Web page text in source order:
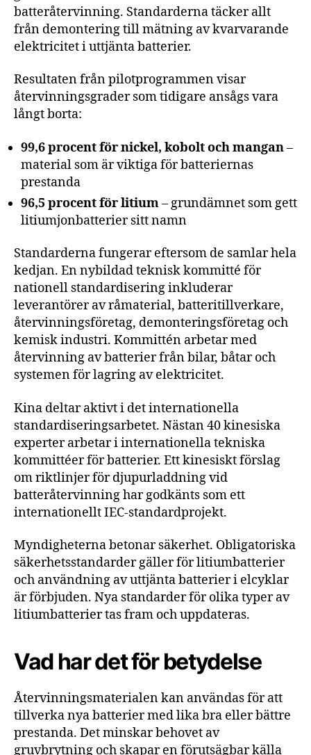
batteråtervinning. Standarderna täcker allt
från demontering till mätning av kvarvarande
elektricitet i uttjänta batterier.
Resultaten från pilotprogrammen visar
återvinningsgrader som tidigare ansågs vara
långt borta:
99,6 procent för nickel, kobolt och mangan–
material som är viktiga för batteriernas
prestanda
96,5 procent för litium– grundämnet som gett
litiumjonbatterier sitt namn
Standarderna fungerar eftersom de samlar hela
kedjan. En nybildad teknisk kommitté för
nationell standardisering inkluderar
leverantörer av råmaterial, batteritillverkare,
återvinningsföretag, demonteringsföretag och
kemisk industri. Kommittén arbetar med
återvinning av batterier från bilar, båtar och
systemen för lagring av elektricitet.
Kina deltar aktivt i det internationella
standardiseringsarbetet. Nästan 40 kinesiska
experter arbetar i internationella tekniska
kommittéer för batterier. Ett kinesiskt förslag
om riktlinjer för djupurladdning vid
batteråtervinning har godkänts som ett
internationellt IEC-standardprojekt.
Myndigheterna betonar säkerhet. Obligatoriska
säkerhetsstandarder gäller för litiumbatterier
och användning av uttjänta batterier i elcyklar
är förbjuden. Nya standarder för olika typer av
litiumbatterier tas fram och uppdateras.
Vad har det för betydelse
Återvinningsmaterialen kan användas för att
tillverka nya batterier med lika bra eller bättre
prestanda. Det minskar behovet av
gruvbrytning och skapar en förutsägbar källa